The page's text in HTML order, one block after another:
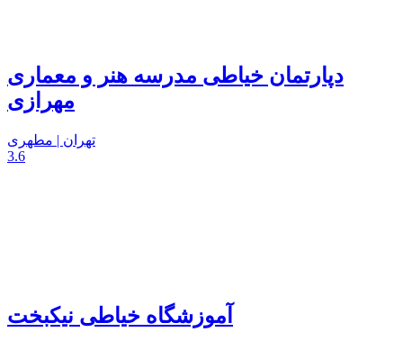
دپارتمان خیاطی مدرسه هنر و معماری
مهرازی
تهران | مطهری
3.6
آموزشگاه خیاطی نیکبخت